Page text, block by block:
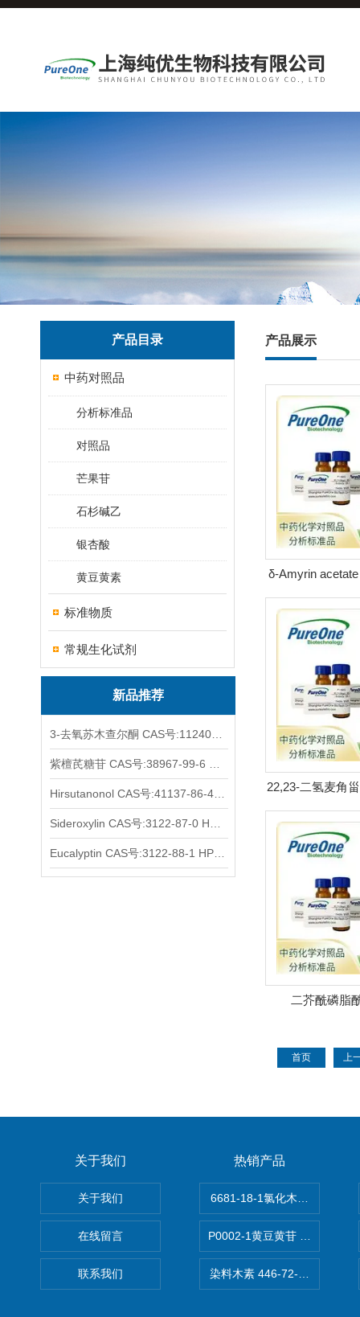
产品目录
中药对照品
分析标准品
对照品
芒果苷
石杉碱乙
银杏酸
黄豆黄素
标准物质
常规生化试剂
新品推荐
产品展示
δ-Amyrin
60-5
22,23-二氢麦角
79-0
二芥酰磷脂
首页 上
关于我们
关于我们
在线留言
联系我们
热销产品
6681-18-1氯化木兰花碱
P0002-1黄豆黄苷 40246-10-
染料木素 446-72-0